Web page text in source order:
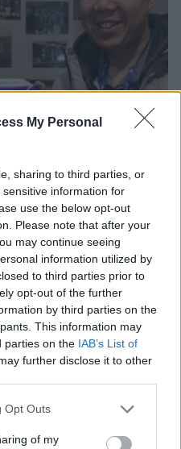
My Personal
sharing to third parties, or
information for
use the below opt-out
Please note that after your
may continue seeing
information utilized by
to third parties prior to
opt-out of the further
by third parties on the
This information may
parties on the IAB’s List of
further disclose it to other
uses one or more Google
behaviour. You may click to
Opt Outs
of my
λόγια του Εμιλιάνο